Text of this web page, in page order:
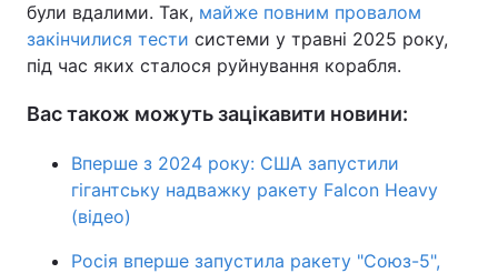
були вдалими. Так, майже повним провалом
закінчилися тести системи у травні 2025 року,
під час яких сталося руйнування корабля.
Вас також можуть зацікавити новини:
Вперше з 2024 року: США запустили
гігантську надважку ракету Falcon Heavy
(відео)
Росія вперше запустила ракету "Союз-5",